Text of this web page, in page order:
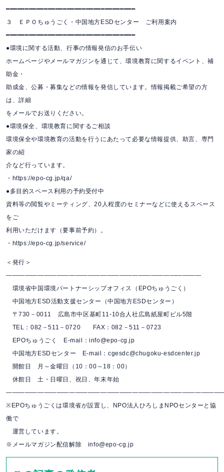
━━━━━━━━━━━━━━━━━━━━━━━━━━━━━━━━━━
３ ＥＰＯちゅうごく・中国地方ESDセンター ご利用案内
━━━━━━━━━━━━━━━━━━━━━━━━━━━━━━━━━━
●環境に関する活動、行事の情報発信のお手伝い
ホームページやメールマガジンを通じて、環境教育に関するイベント、補
助金・
助成金、公募・募集などの情報を発信しています。情報掲載ご希望の方
は、詳細
をメールでお送りください。
●環境保全、環境教育に関するご相談
環境保全や環境教育の活動を行うにあたって必要な情報提供、助言、専門
家の紹
介など行っています。
・https://epo-cg.jp/qa/
●多目的スペース利用の予約受付中
資料等の閲覧やミーティング、20人程度のセミナーなどに使えるスペース
をご
利用いただけます（要事前予約）。
・https://epo-cg.jp/service/
＜発行＞
―――――――――――――――――――――――――――――――
環境省中国環境パートナーシップオフィス（EPOちゅうごく）
中国地方ESD活動支援センター（中国地方ESDセンター）
〒730－0011 広島市中区基町11-10合人社広島紙屋町ビル5階
TEL：082－511－0720 FAX：082－511－0723
EPOちゅうごく E-mail：info@epo-cg.jp
中国地方ESDセンター E-mail：cgesdc@chugoku-esdcenter.jp
開館日 月～金曜日（10：00～18：00）
休館日 土・日曜日、祝日、年末年始
※EPOちゅうごくは環境省が設置し、NPO法人ひろしまNPOセンターと協
働で
運営しています。
※メールマガジン配信解除 info@epo-cg.jp